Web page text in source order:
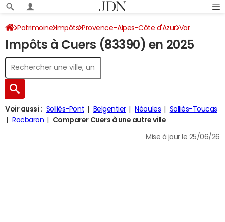
Patrimoine Impôts Provence-Alpes-Côte d'Azur Var
Cuers Impôt sur le revenu
Impôts à Cuers (83390) en 2025
Voir aussi : Solliès-Pont Belgentier Néoules
Solliès-Toucas
Rocbaron
Comparer Cuers à une autre ville
Mise à jour le 25/06/26